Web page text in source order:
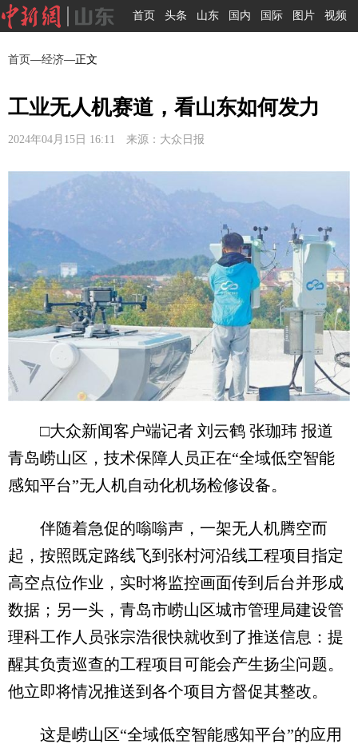
首页 头条 山东 国内 国际 图片 视频
首页—经济—正文
工业无人机赛道，看山东如何发力
2024年04月15日 16:11 来源：大众日报
□大众新闻客户端记者 刘云鹤 张珈玮 报道
青岛崂山区，技术保障人员正在“全域低空智能
感知平台”无人机自动化机场检修设备。
伴随着急促的嗡嗡声，一架无人机腾空而
起，按照既定路线飞到张村河沿线工程项目指定
高空点位作业，实时将监控画面传到后台并形成
数据；另一头，青岛市崂山区城市管理局建设管
理科工作人员张宗浩很快就收到了推送信息：提
醒其负责巡查的工程项目可能会产生扬尘问题。
他立即将情况推送到各个项目方督促其整改。
这是崂山区“全域低空智能感知平台”的应用